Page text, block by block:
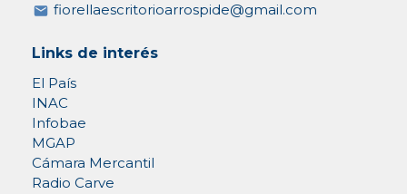
fiorellaescritorioarrospide@gmail.com
Links de interés
El País
INAC
Infobae
MGAP
Cámara Mercantil
Radio Carve